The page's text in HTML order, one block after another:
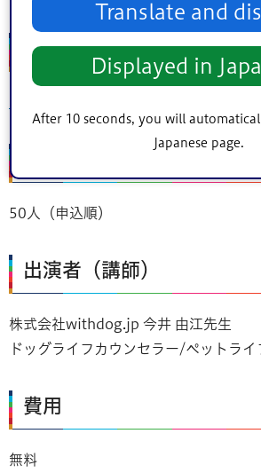
Translate and
Displayed in
After 10 seconds, you will
Japanese page.
ホームページ
50人（申込順）
出演者（講師）
株式会社withdog.jp 今井 由江先生
ドッグライフカウンセラー/ペットラ
費用
無料